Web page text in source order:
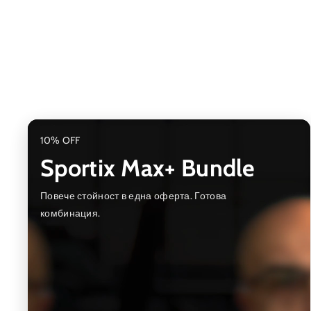
10% OFF
Sportix Max+ Bundle
Повече стойност в една оферта. Готова
комбинация.